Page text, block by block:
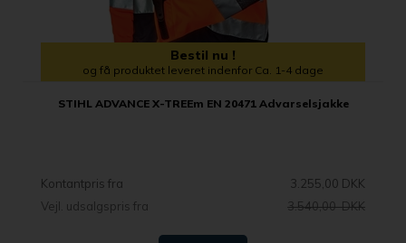
Bestil nu !
og få produktet leveret indenfor Ca. 1-4 dage
STIHL ADVANCE X-TREEm EN 20471 Advarselsjakke
Kontantpris fra
3.255,00 DKK
Vejl. udsalgspris fra
3.540,00 DKK